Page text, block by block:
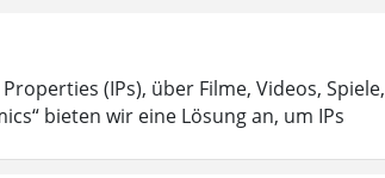
(IPs), über Filme, Videos,
bieten wir eine Lösung an, um IPs